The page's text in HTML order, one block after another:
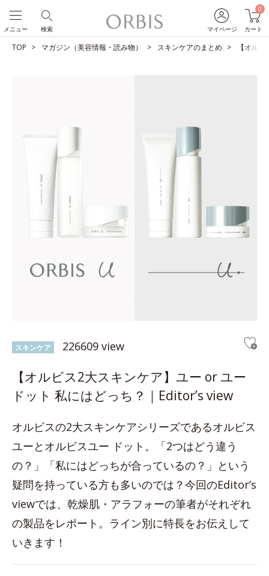
マイページ
0
カート
検索
メニュー
TOP マガジン（美容情報・読み物） スキンケアのまとめ 【オル
スキンケア 226609 view
【オルビス2大スキンケア】ユー or ユー
ドット 私にはどっち？｜Editor’s view
オルビスの2大スキンケアシリーズであるオルビス
ユーとオルビスユー ドット。「2つはどう違う
の？」「私にはどっちが合っているの？」という
疑問を持っている方も多いのでは？今回のEditor’s
viewでは、乾燥肌・アラフォーの筆者がそれぞれ
の製品をレポート。ライン別に特長をお伝えして
いきます！